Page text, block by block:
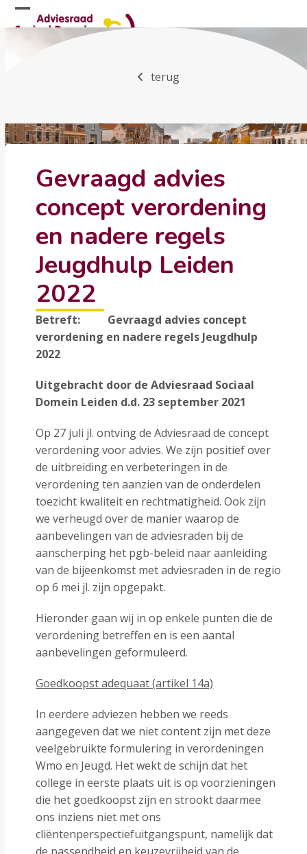
Skip
to
content
Open
mobile
Close
mobile
terug
Gevraagd advies
concept verordening
en nadere regels
Jeugdhulp Leiden
2022
Betreft: Gevraagd advies concept
verordening en nadere regels Jeugdhulp
2022
Uitgebracht door de Adviesraad Sociaal
Domein Leiden d.d. 23 september 2021
Op 27 juli jl. ontving de Adviesraad de concept
verordening voor advies. We zijn positief over
de uitbreiding en verbeteringen in de
verordening ten aanzien van de onderdelen
toezicht kwaliteit en rechtmatigheid. Ook zijn
we verheugd over de manier waarop de
aanbevelingen van de adviesraden bij de
aanscherping het pgb-beleid naar aanleiding
van de bijeenkomst met adviesraden in de regio
op 6 mei jl. zijn opgepakt.
Hieronder gaan wij in op enkele punten die de
verordening betreffen en is een aantal
aanbevelingen geformuleerd.
Goedkoopst adequaat (artikel 14a)
In eerdere adviezen hebben we reeds
aangegeven dat we niet content zijn met deze
veelgebruikte formulering in verordeningen
Wmo en Jeugd. Het wekt de schijn dat het
college in eerste plaats uit is op voorzieningen
die het goedkoopst zijn en strookt daarmee
ons inziens niet met ons
cliëntenperspectiefuitgangspunt, namelijk dat